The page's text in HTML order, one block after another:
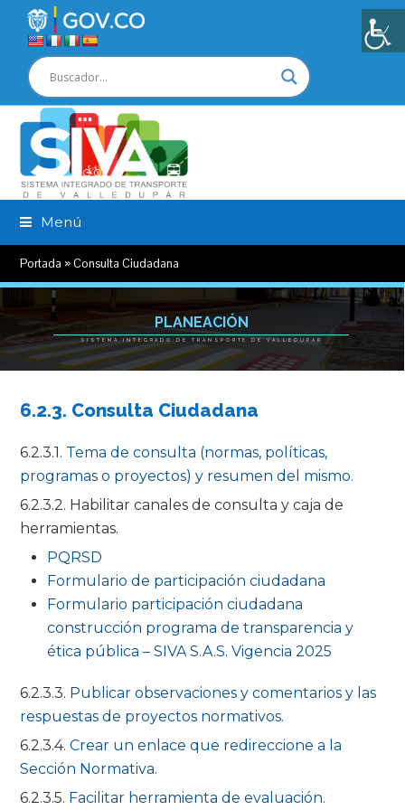
Menú
Portada »Consulta Ciudadana
PLANEACIÓN
SISTEMA INTEGRADO DE TRANSPORTE DE VALLEDUPAR
6.2.3. Consulta Ciudadana
6.2.3.1. Tema de consulta (normas, políticas,
programas o proyectos) y resumen del mismo.
6.2.3.2. Habilitar canales de consulta y caja de
herramientas.
PQRSD
Formulario de participación ciudadana
Formulario participación ciudadana
construcción programa de transparencia y
ética pública – SIVA S.A.S. Vigencia 2025
6.2.3.3. Publicar observaciones y comentarios y las
respuestas de proyectos normativos.
6.2.3.4.Crear un enlace que redireccione a la
Sección Normativa.
6.2.3.5. Facilitar herramienta de evaluación.